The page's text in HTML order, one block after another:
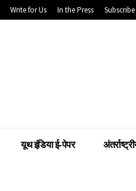
Write for Us In the Press Subscribe
यूथ इंडिया ई-पेपर